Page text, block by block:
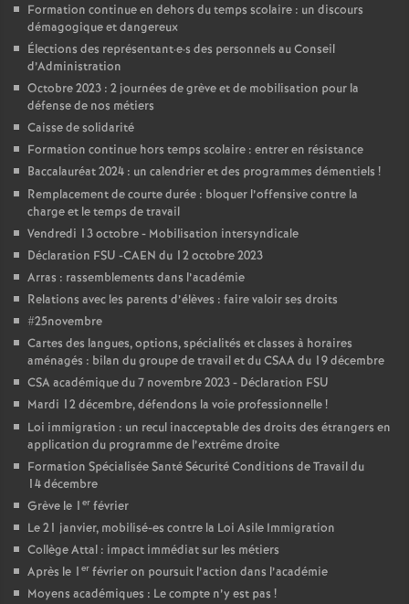
n
e
m
e
n
t
s
d
e
S
e
c
Formation continue en dehors du temps scolaire : un discours
démagogique et dangereux
Élections des représentant·e·s des personnels au Conseil
d’Administration
Octobre 2023 : 2 journées de grève et de mobilisation pour la
défense de nos métiers
Caisse de solidarité
Formation continue hors temps scolaire : entrer en résistance
Baccalauréat 2024 : un calendrier et des programmes démentiels !
Remplacement de courte durée : bloquer l’offensive contre la
charge et le temps de travail
Vendredi 13 octobre - Mobilisation intersyndicale
Déclaration FSU -CAEN du 12 octobre 2023
Arras : rassemblements dans l’académie
Relations avec les parents d’élèves : faire valoir ses droits
#25novembre
Cartes des langues, options, spécialités et classes à horaires
aménagés : bilan du groupe de travail et du CSAA du 19 décembre
CSA académique du 7 novembre 2023 - Déclaration FSU
Mardi 12 décembre, défendons la voie professionnelle!
Loi immigration : un recul inacceptable des droits des étrangers en
application du programme de l’extrême droite
Formation Spécialisée Santé Sécurité Conditions de Travail du
14 décembre
Grève le 1 er février
Le 21 janvier, mobilisé-es contre la Loi Asile Immigration
Collège Attal : impact immédiat sur les métiers
Après le 1 er février on poursuit l’action dans l’académie
Moyens académiques : Le compte n’y est pas !